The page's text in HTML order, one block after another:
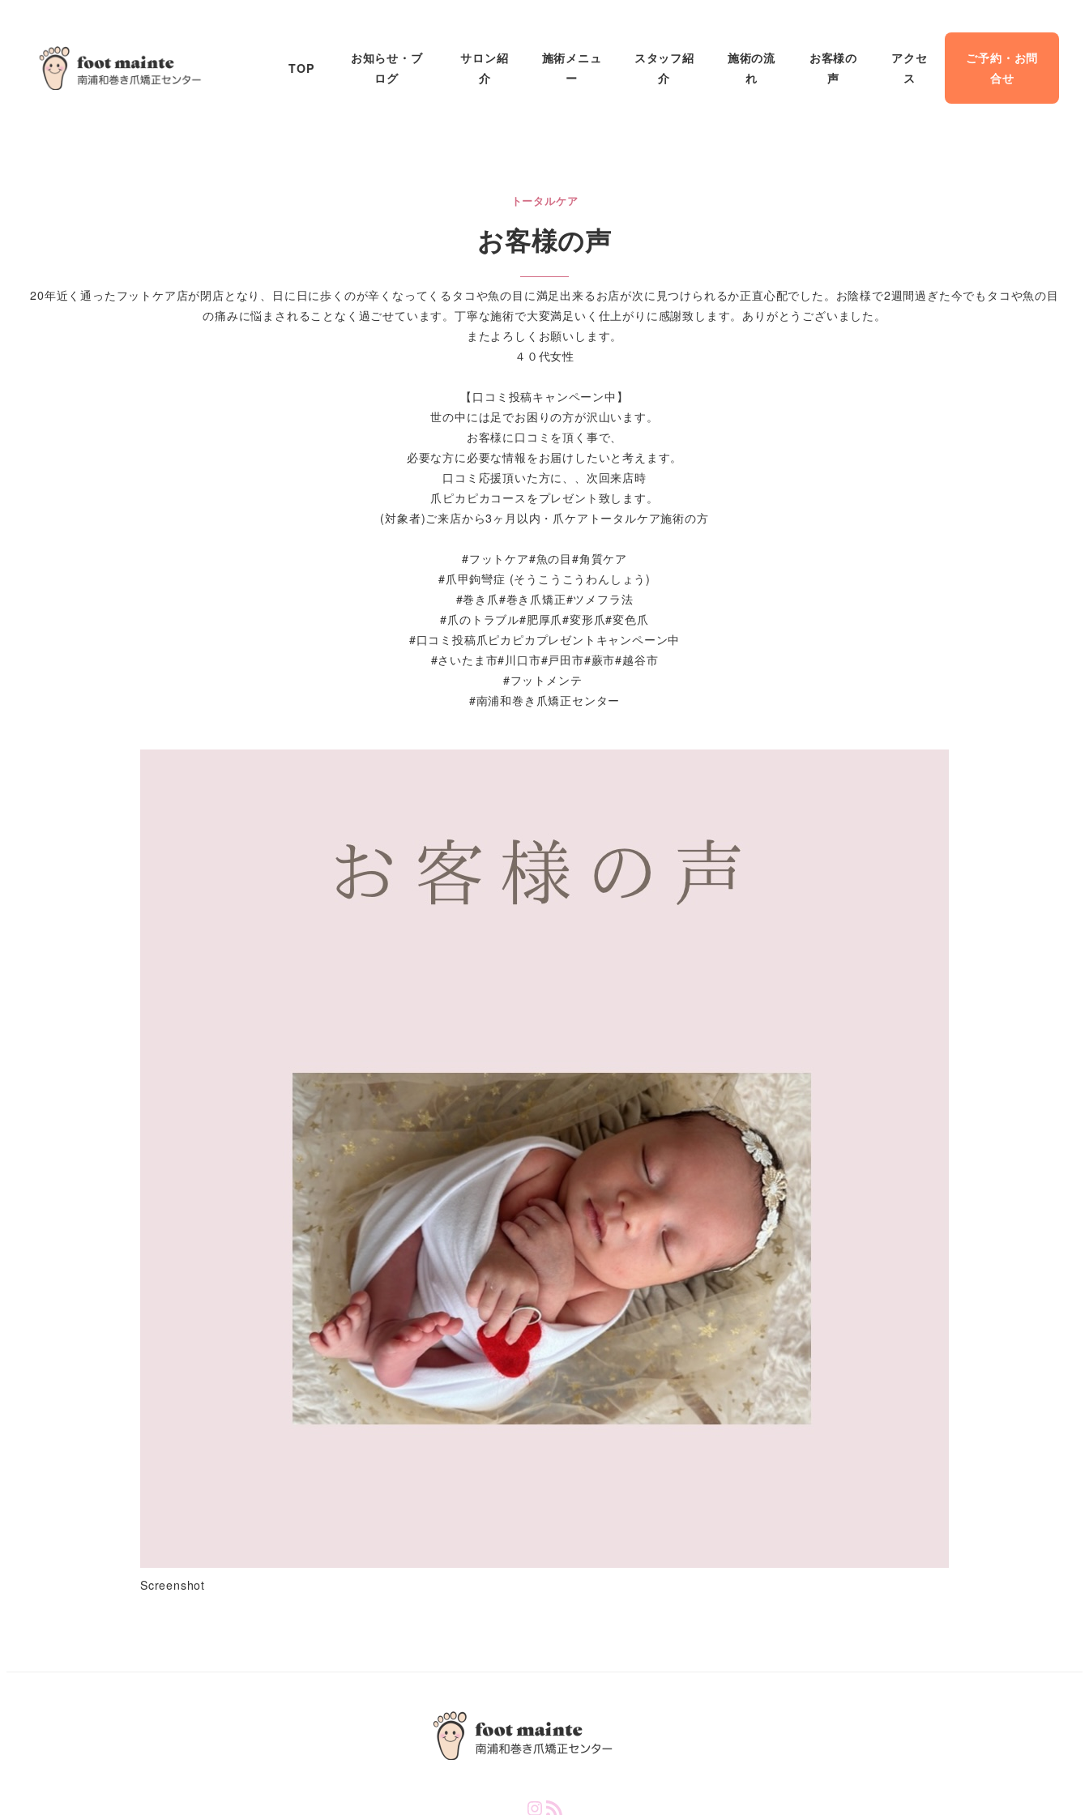
TOP
お知らせ・ブ
ログ
サロン紹
介
施術メニュ
ー
スタッフ紹
介
施術の流
れ
お客様の
声
アクセ
ス
ご予約・お問
合せ
トータルケア
お客様の声
20年近く通ったフットケア店が閉店となり、日に日に歩くのが辛くなってくるタコや魚の目に満足出来るお店が次に見つけられるか正直心配でした。お陰様で2週間過ぎた今でもタコや魚の目
の痛みに悩まされることなく過ごせています。丁寧な施術で大変満足いく仕上がりに感謝致します。ありがとうございました。
またよろしくお願いします。
４０代女性
【口コミ投稿キャンペーン中】
世の中には足でお困りの方が沢山います。
お客様に口コミを頂く事で、
必要な方に必要な情報をお届けしたいと考えます。
口コミ応援頂いた方に、、次回来店時
爪ピカピカコースをプレゼント致します。
(対象者)ご来店から3ヶ月以内・爪ケアトータルケア施術の方
#フットケア#魚の目#角質ケア
#爪甲鉤彎症 (そうこうこうわんしょう)
#巻き爪#巻き爪矯正#ツメフラ法
#爪のトラブル#肥厚爪#変形爪#変色爪
#口コミ投稿爪ピカピカプレゼントキャンペーン中
#さいたま市#川口市#戸田市#蕨市#越谷市
#フットメンテ
#南浦和巻き爪矯正センター
Screenshot
InstagramRSS Feed